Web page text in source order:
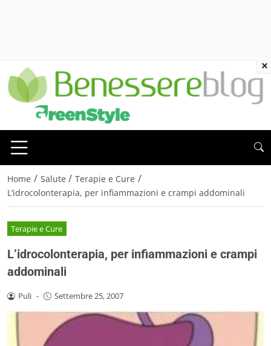
Home / Salute / Terapie e Cure /
L’idrocolonterapia, per infiammazioni e crampi addominali
Terapie e Cure
L’idrocolonterapia, per infiammazioni e crampi
addominali
Puli - Settembre 25, 2007
×